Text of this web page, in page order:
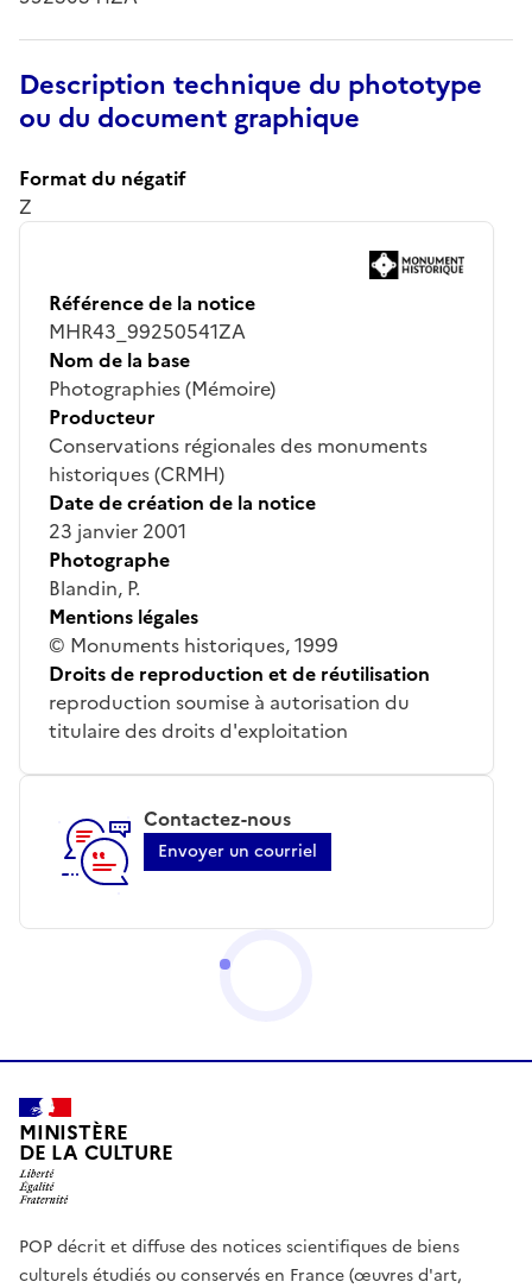
Description technique du phototype
ou du document graphique
Format du négatif
Z
Référence de la notice
MHR43_99250541ZA
Nom de la base
Photographies (Mémoire)
Producteur
Conservations régionales des monuments
historiques (CRMH)
Date de création de la notice
23 janvier 2001
Photographe
Blandin, P.
Mentions légales
© Monuments historiques, 1999
Droits de reproduction et de réutilisation
reproduction soumise à autorisation du
titulaire des droits d'exploitation
Contactez-nous
Envoyer un courriel
MINISTÈRE
DE LA CULTURE
POP décrit et diffuse des notices scientifiques de biens
culturels étudiés ou conservés en France (œuvres d'art,